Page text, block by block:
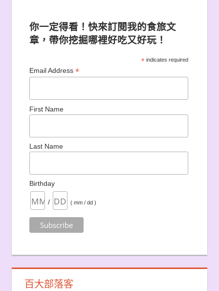
你一定得看！快來訂閱我的食旅文
章，帶你挖掘哪裡好吃又好玩！
*indicates required
Email Address *
First Name
Last Name
Birthday
/ ( mm / dd )
百大部落客